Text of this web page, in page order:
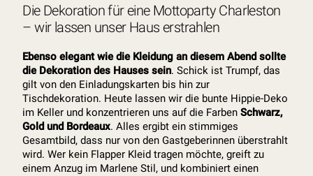
Die Dekoration für eine Mottoparty Charleston
– wir lassen unser Haus erstrahlen
Ebenso elegant wie die Kleidung an diesem Abend sollte
die Dekoration des Hauses sein. Schick ist Trumpf, das
gilt von den Einladungskarten bis hin zur
Tischdekoration. Heute lassen wir die bunte Hippie-Deko
im Keller und konzentrieren uns auf die FarbenSchwarz,
Gold und Bordeaux. Alles ergibt ein stimmiges
Gesamtbild, dass nur von den Gastgeberinnen überstrahlt
wird. Wer kein Flapper Kleid tragen möchte, greift zu
einem Anzug im Marlene Stil, und kombiniert einen